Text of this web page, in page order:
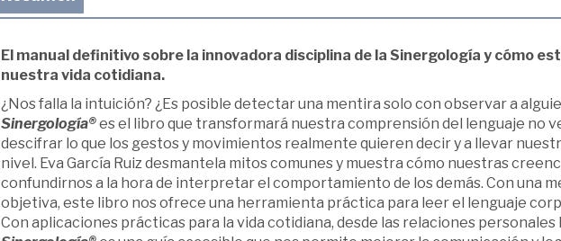
El manual definitivo sobre la innovadora disciplina de la Sinergología y cómo
nuestra vida cotidiana.
¿Nos falla la intuición? ¿Es posible detectar una mentira solo con observar a
Sinergología®es el libro que transformará nuestra comprensión del lenguaje no
descifrar lo que los gestos y movimientos realmente quieren decir y a llevar
nivel. Eva García Ruiz desmantela mitos comunes y muestra cómo nuestras
confundirnos a la hora de interpretar el comportamiento de los demás. Con una
objetiva, este libro nos ofrece una herramienta práctica para leer el lenguaje
Con aplicaciones prácticas para la vida cotidiana, desde las relaciones